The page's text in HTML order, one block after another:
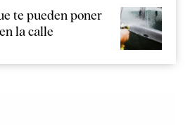
te pueden poner
la calle